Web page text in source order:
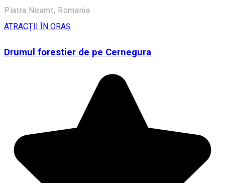
Piatra Neamt, Romania
ATRACȚII ÎN ORAȘ
Drumul forestier de pe Cernegura